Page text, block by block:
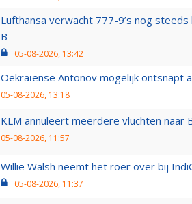
Lufthansa verwacht 777-9’s nog
B
05-08-2026, 13:42
Oekraïense Antonov mogelijk ontsnapt
05-08-2026, 13:18
KLM annuleert meerdere vluchten naar
05-08-2026, 11:57
Willie Walsh neemt het roer over bij
05-08-2026, 11:37